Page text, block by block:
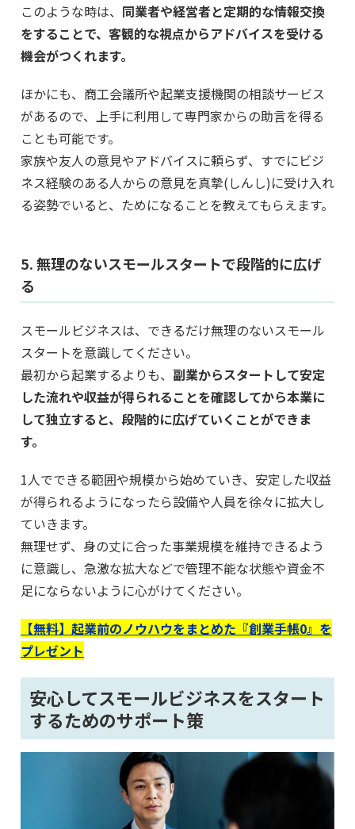
このような時は、 同業者や経営者と定期的な情報交換
をすることで、客観的な視点からアドバイスを受ける
機会がつくれます。
ほかにも、商工会議所や起業支援機関の相談サービス
があるので、上手に利用して専門家からの助言を得る
ことも可能です。
家族や友人の意見やアドバイスに頼らず、すでにビジ
ネス経験のある人からの意見を真摯(しんし)に受け入れ
る姿勢でいると、ためになることを教えてもらえます。
5. 無理のないスモールスタートで段階的に広げ
る
スモールビジネスは、できるだけ無理のないスモール
スタートを意識してください。
最初から起業するよりも、 副業からスタートして安定
した流れや収益が得られることを確認してから本業に
して独立すると、段階的に広げていくことができま
す。
1人でできる範囲や規模から始めていき、安定した収益
が得られるようになったら設備や人員を徐々に拡大し
ていきます。
無理せず、身の丈に合った事業規模を維持できるよう
に意識し、急激な拡大などで管理不能な状態や資金不
足にならないように心がけてください。
【無料】起業前のノウハウをまとめた『創業手帳0』を
プレゼント
安心してスモールビジネスをスタート
するためのサポート策